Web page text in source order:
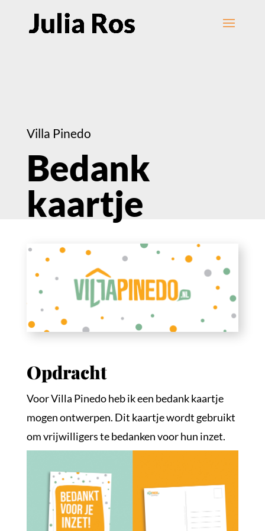
Villa Pinedo
Bedank
kaartje
Opdracht
Voor Villa Pinedo heb ik een bedank kaartje
mogen ontwerpen. Dit kaartje wordt gebruikt
om vrijwilligers te bedanken voor hun inzet.